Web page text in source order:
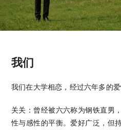
我们
我们在大学相恋，经过六年多的
关关：曾经被六六称为钢铁直男
性与感性的平衡。爱好广泛，但